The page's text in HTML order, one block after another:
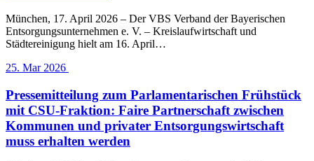
München, 17. April 2026 – Der VBS Verband der Bayerischen
Entsorgungsunternehmen e. V. – Kreislaufwirtschaft und
Städtereinigung hielt am 16. April…
25. Mar 2026
Pressemitteilung zum Parlamentarischen Frühstück
mit CSU-Fraktion: Faire Partnerschaft zwischen
Kommunen und privater Entsorgungswirtschaft
muss erhalten werden